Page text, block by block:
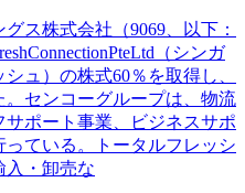
ス株式会社（9069、以下：
（シンガ
ュ）の株式60％を取得し、
。センコーグループは、物流
ポート事業、ビジネスサポ
ている。トータルフレッシ
入・卸売な